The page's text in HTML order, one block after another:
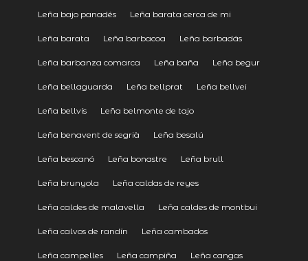
Leña bajo panadés Leña barata cerca de mi
Leña barata Leña barbacoa Leña barbadás
Leña barbanza comarca Leña baña Leña begur
Leña bellaguarda Leña bellprat Leña bellvei
Leña bellvís Leña belmonte de tajo
Leña benavent de segrià Leña besalú
Leña bescanó Leña bonastre Leña brull
Leña brunyola Leña caldas de reyes
Leña caldes de malavella Leña caldes de montbui
Leña calvos de randín Leña cambados
Leña campelles Leña campiña Leña cangas